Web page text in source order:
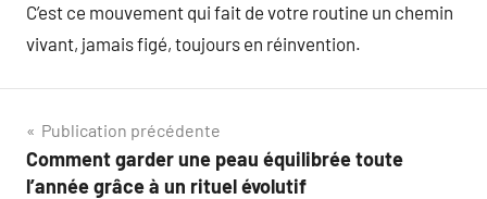
C’est ce mouvement qui fait de votre routine un chemin
vivant, jamais figé, toujours en réinvention.
Navigation
de
Publication précédente
Comment garder une peau équilibrée toute
l’année grâce à un rituel évolutif